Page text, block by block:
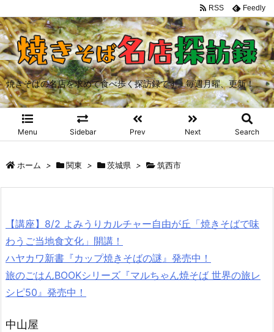
焼きそばの名店を求めて食べ歩く探訪録です。毎週月曜、更新！
Menu Sidebar Prev Next Search
RSS Feedly
ホーム > 関東 > 茨城県 > 筑西市
【講座】8/2 よみうりカルチャー自由が丘「焼きそばで味
わうご当地食文化」開講！
ハヤカワ新書『カップ焼きそばの謎』発売中！
旅のごはんBOOKシリーズ『マルちゃん焼そば 世界の旅レ
シピ50』発売中！
中山屋